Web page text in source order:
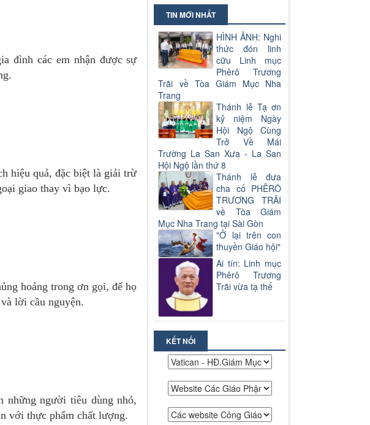
đình các em nhận được sự
hiệu quả, đặc biệt là giải trừ
giao thay vì bạo lực.
hoảng trong ơn gọi, để họ
lời cầu nguyện.
những người tiêu dùng nhỏ,
với thực phẩm chất lượng.
TIN MỚI NHẤT
HÌNH ẢNH: Nghi
thức đón linh
cữu Linh mục
Phêrô Trương
Trãi về Tòa Giám Mục Nha
Trang
Thánh lễ Tạ ơn
kỷ niệm Ngày
Hội Ngộ Cùng
Trở Về Mái
Trường La San Xưa - La San
Hội Ngộ lần thứ 8
Thánh lễ đưa
cha cố PHÊRÔ
TRƯƠNG TRÃI
về Tòa Giám
Mục Nha Trang tại Sài Gòn
"Ở lại trên con
thuyền Giáo hội"
Ai tín: Linh mục
Phêrô Trương
Trãi vừa tạ thế
KẾT NỐI